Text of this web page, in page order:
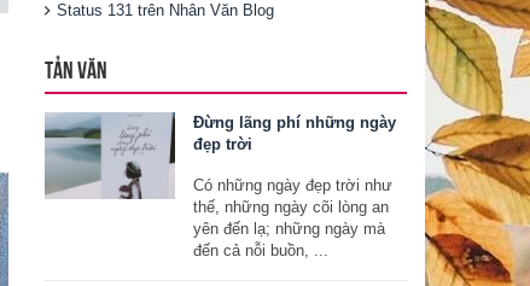
Status 131 trên Nhân Văn Blog
TẢN VĂN
Đừng lãng phí những ngày
đẹp trời
Có những ngày đẹp trời như
thế, những ngày cõi lòng an
yên đến lạ; những ngày mà
đến cả nỗi buồn, ...